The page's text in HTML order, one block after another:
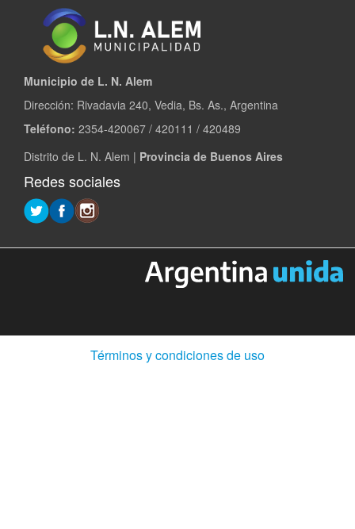
Municipio de L. N. Alem
Dirección: Rivadavia 240, Vedia, Bs. As., Argentina
Teléfono: 2354-420067 / 420111 / 420489
Distrito de L. N. Alem | Provincia de Buenos Aires
Redes sociales
Términos y condiciones de uso(Abre